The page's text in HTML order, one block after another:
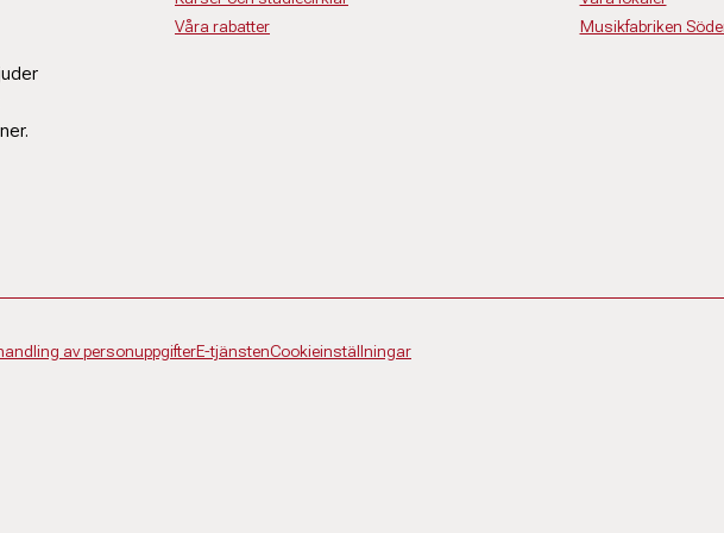
Våra rabatter
Musikfabriken
av personuppgifterE-tjänstenCookieinställningar